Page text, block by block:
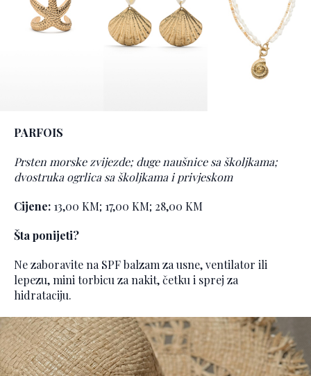
PARFOIS
Prsten morske zvijezde; duge naušnice sa školjkama;
dvostruka ogrlica sa školjkama i privjeskom
Cijene: 13,00 KM; 17,00 KM; 28,00 KM
Šta ponijeti?
Ne zaboravite na SPF balzam za usne, ventilator ili
lepezu, mini torbicu za nakit, četku i sprej za
hidrataciju.